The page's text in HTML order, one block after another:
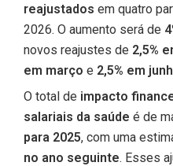
reajustados em quatro
2026. O aumento será de
novos reajustes de 2,5%
em março e 2,5% em
O total de impacto
salariais da saúde é de
para 2025, com uma
no ano seguinte. Esses